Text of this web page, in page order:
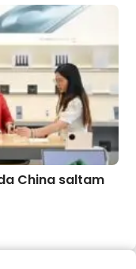
China saltam